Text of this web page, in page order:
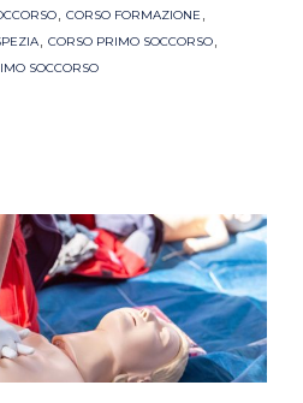
, CORSO FORMAZIONE ,
, CORSO PRIMO SOCCORSO,
SOCCORSO